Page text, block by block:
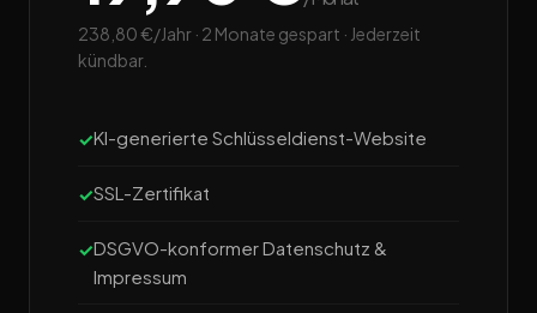
238,80 €/Jahr · 2 Monate gespart · Jederzeit
kündbar.
KI-generierte Schlüsseldienst-Website
SSL-Zertifikat
DSGVO-konformer Datenschutz &
Impressum